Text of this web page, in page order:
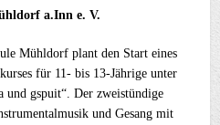
a.Inn e. V.
Mühldorf plant den Start eines
für 11- bis 13-Jährige unter
und gspuit“. Der zweistündige
und Gesang mit